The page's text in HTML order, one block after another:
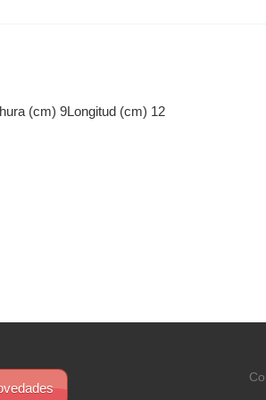
(cm) 9Longitud (cm) 12